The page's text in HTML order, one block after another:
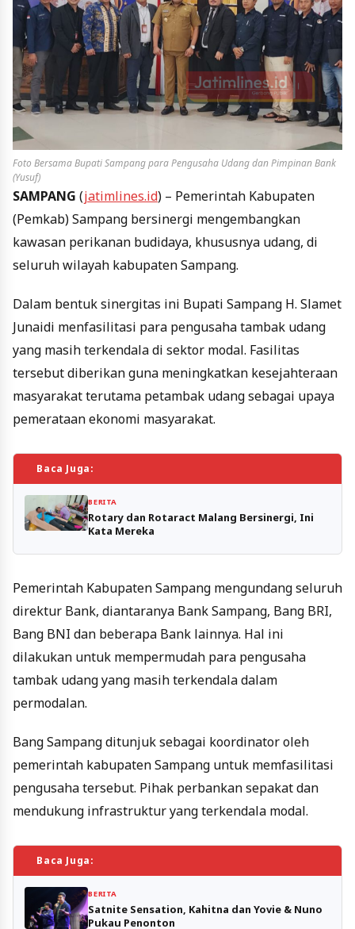
Foto Bersama Bupati Sampang para Pengusaha Udang dan Pimpinan Bank
(Yusuf)
SAMPANG (jatimlines.id) – Pemerintah Kabupaten
(Pemkab) Sampang bersinergi mengembangkan
kawasan perikanan budidaya, khususnya udang, di
seluruh wilayah kabupaten Sampang.
Dalam bentuk sinergitas ini Bupati Sampang H. Slamet
Junaidi menfasilitasi para pengusaha tambak udang
yang masih terkendala di sektor modal. Fasilitas
tersebut diberikan guna meningkatkan kesejahteraan
masyarakat terutama petambak udang sebagai upaya
pemerataan ekonomi masyarakat.
Baca Juga:
BERITA
Rotary dan Rotaract Malang Bersinergi, Ini
Kata Mereka
Pemerintah Kabupaten Sampang mengundang seluruh
direktur Bank, diantaranya Bank Sampang, Bang BRI,
Bang BNI dan beberapa Bank lainnya. Hal ini
dilakukan untuk mempermudah para pengusaha
tambak udang yang masih terkendala dalam
permodalan.
Bang Sampang ditunjuk sebagai koordinator oleh
pemerintah kabupaten Sampang untuk memfasilitasi
pengusaha tersebut. Pihak perbankan sepakat dan
mendukung infrastruktur yang terkendala modal.
Baca Juga:
BERITA
Satnite Sensation, Kahitna dan Yovie & Nuno
Pukau Penonton